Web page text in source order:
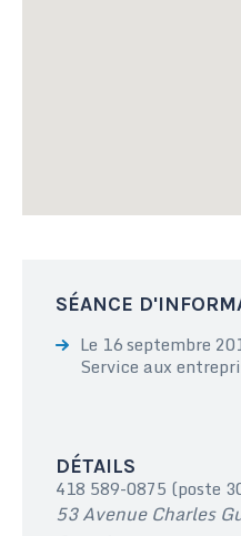
SÉANCE
Le 16 septembre
Service aux
DÉTAILS
418 589-0875 (poste
53 Avenue Charles